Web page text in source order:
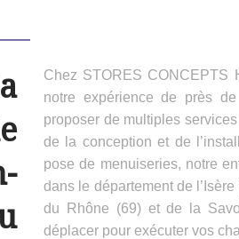
Chez STORES CONCEPTS
notre expérience de près
proposer de multiples
de la conception et de
pose de menuiseries, notre
dans le département de
du Rhône (69) et de la
déplacer pour exécuter vos